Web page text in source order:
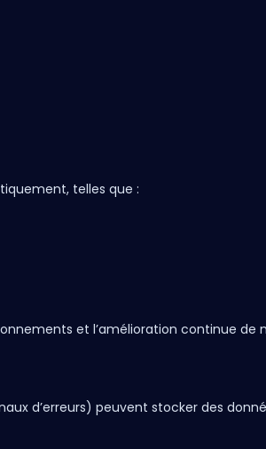
telles que :
et l’amélioration continue de
d’erreurs) peuvent stocker des